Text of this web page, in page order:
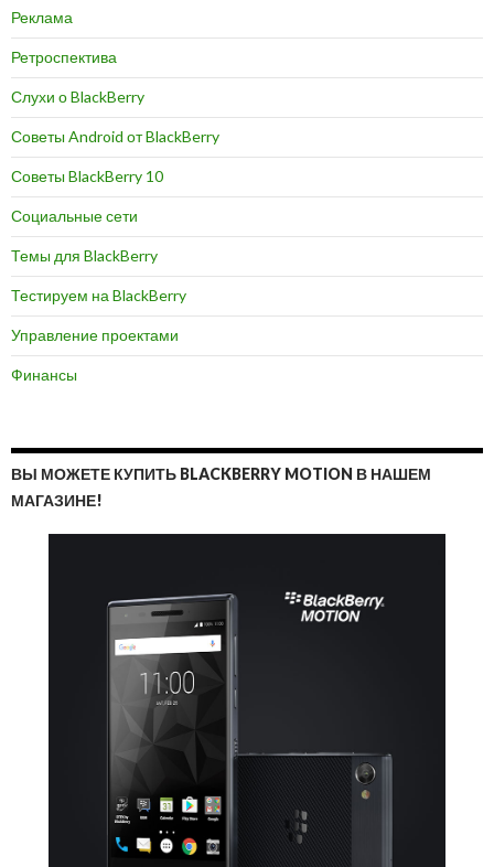
Реклама
Ретроспектива
Слухи о BlackBerry
Советы Android от BlackBerry
Советы BlackBerry 10
Социальные сети
Темы для BlackBerry
Тестируем на BlackBerry
Управление проектами
Финансы
ВЫ МОЖЕТЕ КУПИТЬ BLACKBERRY MOTION В НАШЕМ
МАГАЗИНЕ!